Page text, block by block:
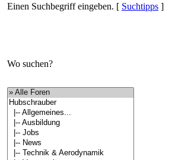
Einen Suchbegriff eingeben. [ Suchtipps ]
Wo suchen?